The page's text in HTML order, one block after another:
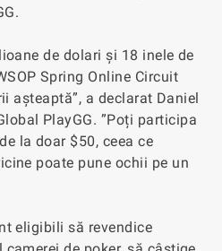
de dolari și 18 inele de
Spring Online Circuit
așteaptă”, a declarat Daniel
PlayGG. ”Poți participa
la doar $50, ceea ce
poate pune ochii pe un
eligibili să revendice